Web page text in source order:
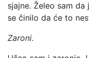
sjajne. Želeo sam
se činilo da će to
Zaroni.